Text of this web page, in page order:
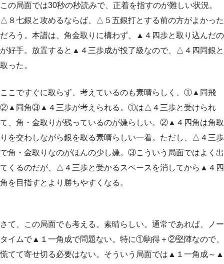
この局面では30秒の秒読みで、正着を指すのが難しい状況。
△８七銀と攻めるならば、△５五銀打とする前の方がよかった
だろう。本譜は、角金取りに構わず、▲４四歩と取り込んだの
が好手。放置すると▲４三歩成が投了級なので、△４四同銀と
取った。
ここですぐに取らず、考えているのも素晴らしく、①▲同飛
②▲同角③▲４三歩が考えられる。①は△４三歩と受けられ
て、角・金取りが残っているのが嫌らしい。②▲４四角は角取
りを交わしながら銀を取る素晴らしい一着。ただし、△４三歩
で角・金取りなのがほんの少し嫌。③こういう局面ではよく出
てくるのだが、△４三歩と受かるスペースを消してから▲４四
角を目指すとより勝ちやすくなる。
さて、この局面でも考える。素晴らしい。通常であれば、ノー
タイムで▲１一角成で問題ない。特に①駒得＋②堅陣なので、
慌てて寄せ切る必要はない。そういう局面では▲１一角成～▲